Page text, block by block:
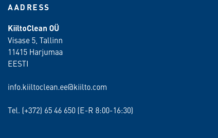
AADRESS
KiiltoClean OÜ
Visase 5, Tallinn
11415 Harjumaa
EESTI
info.kiiltoclean.ee@kiilto.com
Tel. (+372) 65 46 650 (E-R 8:00-16:30)